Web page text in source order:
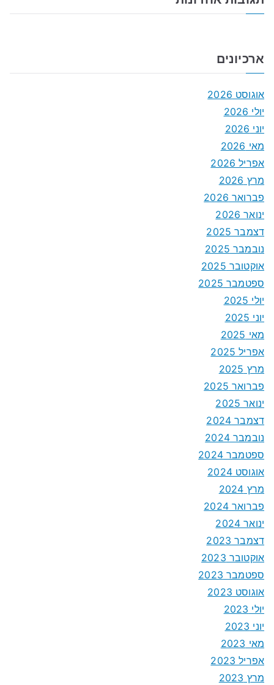
ארכיונים
אוגוסט 2026
יולי 2026
יוני 2026
מאי 2026
אפריל 2026
מרץ 2026
פברואר 2026
ינואר 2026
דצמבר 2025
נובמבר 2025
אוקטובר 2025
ספטמבר 2025
יולי 2025
יוני 2025
מאי 2025
אפריל 2025
מרץ 2025
פברואר 2025
ינואר 2025
דצמבר 2024
נובמבר 2024
ספטמבר 2024
אוגוסט 2024
מרץ 2024
פברואר 2024
ינואר 2024
דצמבר 2023
אוקטובר 2023
ספטמבר 2023
אוגוסט 2023
יולי 2023
יוני 2023
מאי 2023
אפריל 2023
מרץ 2023